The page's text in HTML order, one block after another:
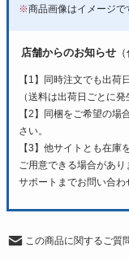
※商品画像はイメージで
店舗からのお知らせ
【1】同時注文でも出荷
（送料は出荷日ごとに発
【2】同梱をご希望の
さい。
【3】他サイトとも在庫
ご用意できる場合があ
サポートまでお問い合わ
この商品に関するご質問